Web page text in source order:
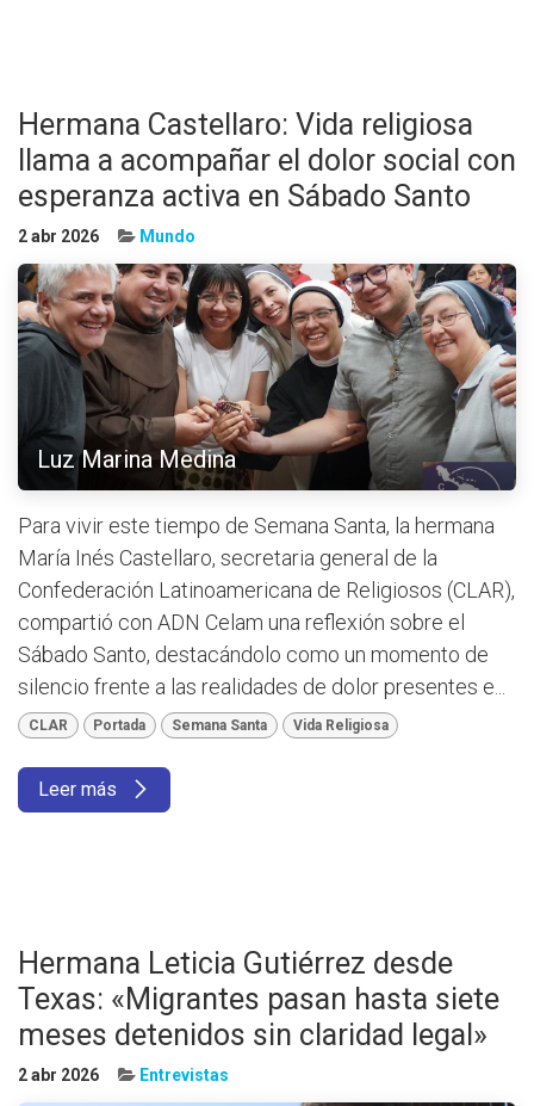
Hermana Castellaro: Vida religiosa
llama a acompañar el dolor social con
esperanza activa en Sábado Santo
2 abr 2026 Mundo
Luz Marina Medina
Para vivir este tiempo de Semana Santa, la hermana
María Inés Castellaro, secretaria general de la
Confederación Latinoamericana de Religiosos (CLAR),
compartió con ADN Celam una reflexión sobre el
Sábado Santo, destacándolo como un momento de
silencio frente a las realidades de dolor presentes e...
CLAR Portada Semana Santa Vida Religiosa
Leer más
Hermana Leticia Gutiérrez desde
Texas: «Migrantes pasan hasta siete
meses detenidos sin claridad legal»
2 abr 2026 Entrevistas